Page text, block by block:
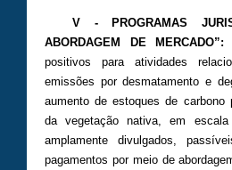
V - PROGRAMAS
ABORDAGEM DE MERCADO”:
positivos para atividades
emissões por desmatamento e
aumento de estoques de carbono
da vegetação nativa, em
amplamente divulgados,
pagamentos por meio de